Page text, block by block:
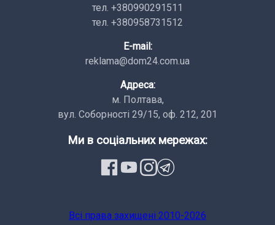
тел. +380990291511
тел. +380958731512
E-mail:
reklama@dom24.com.ua
Адреса:
м. Полтава,
вул. Соборності 29/15, оф. 212, 201
Ми в соціальних мережах:
Всi права заxищенi 2010-2026